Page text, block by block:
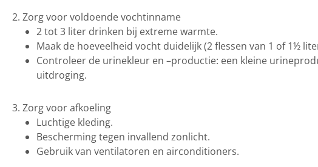
2. Zorg voor voldoende vochtinname
2 tot 3 liter drinken bij extreme warmte.
Maak de hoeveelheid vocht duidelijk (2 flessen van 1 of 1½
Controleer de urinekleur en –productie: een kleine
uitdroging.
3. Zorg voor afkoeling
Luchtige kleding.
Bescherming tegen invallend zonlicht.
Gebruik van ventilatoren en airconditioners.